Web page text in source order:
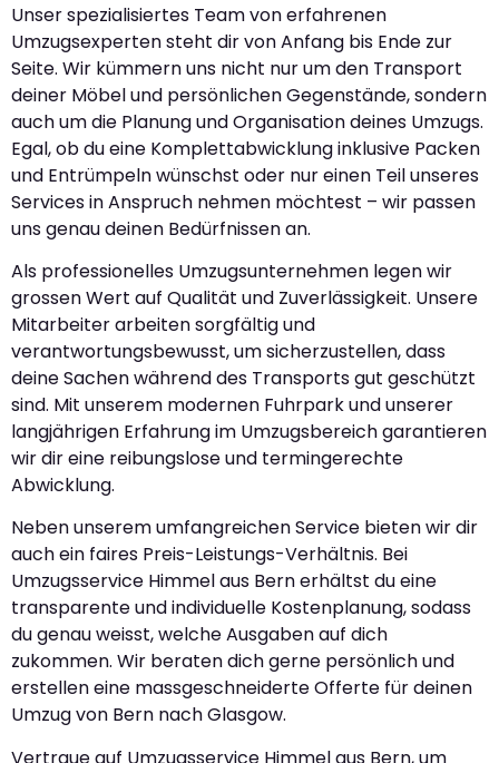
Unser spezialisiertes Team von erfahrenen
Umzugsexperten steht dir von Anfang bis Ende zur
Seite. Wir kümmern uns nicht nur um den Transport
deiner Möbel und persönlichen Gegenstände, sondern
auch um die Planung und Organisation deines Umzugs.
Egal, ob du eine Komplettabwicklung inklusive Packen
und Entrümpeln wünschst oder nur einen Teil unseres
Services in Anspruch nehmen möchtest – wir passen
uns genau deinen Bedürfnissen an.
Als professionelles Umzugsunternehmen legen wir
grossen Wert auf Qualität und Zuverlässigkeit. Unsere
Mitarbeiter arbeiten sorgfältig und
verantwortungsbewusst, um sicherzustellen, dass
deine Sachen während des Transports gut geschützt
sind. Mit unserem modernen Fuhrpark und unserer
langjährigen Erfahrung im Umzugsbereich garantieren
wir dir eine reibungslose und termingerechte
Abwicklung.
Neben unserem umfangreichen Service bieten wir dir
auch ein faires Preis-Leistungs-Verhältnis. Bei
Umzugsservice Himmel aus Bern erhältst du eine
transparente und individuelle Kostenplanung, sodass
du genau weisst, welche Ausgaben auf dich
zukommen. Wir beraten dich gerne persönlich und
erstellen eine massgeschneiderte Offerte für deinen
Umzug von Bern nach Glasgow.
Vertraue auf Umzugsservice Himmel aus Bern, um